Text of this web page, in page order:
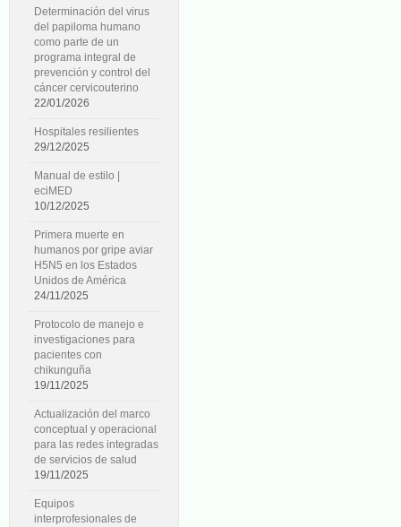
Determinación del virus
del papiloma humano
como parte de un
programa integral de
prevención y control del
cáncer cervicouterino
22/01/2026
Hospitales resilientes
29/12/2025
Manual de estilo |
eciMED
10/12/2025
Primera muerte en
humanos por gripe aviar
H5N5 en los Estados
Unidos de América
24/11/2025
Protocolo de manejo e
investigaciones para
pacientes con
chikunguña
19/11/2025
Actualización del marco
conceptual y operacional
para las redes integradas
de servicios de salud
19/11/2025
Equipos
interprofesionales de